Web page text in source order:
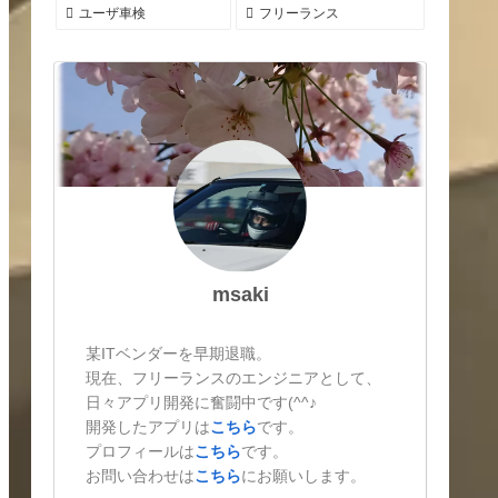
ユーザ車検 フリーランス
msaki
某ITベンダーを早期退職。
現在、フリーランスのエンジニアとして、
日々アプリ開発に奮闘中です(^^♪
開発したアプリはこちらです。
プロフィールはこちらです。
お問い合わせはこちらにお願いします。